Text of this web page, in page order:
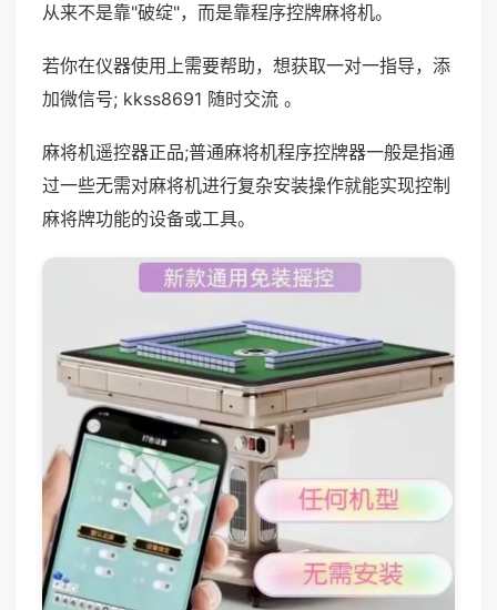
从来不是靠"破绽"，而是靠程序控牌麻将机。
若你在仪器使用上需要帮助，想获取一对一指导，添
加微信号; kkss8691 随时交流 。
麻将机遥控器正品;普通麻将机程序控牌器一般是指通
过一些无需对麻将机进行复杂安装操作就能实现控制
麻将牌功能的设备或工具。